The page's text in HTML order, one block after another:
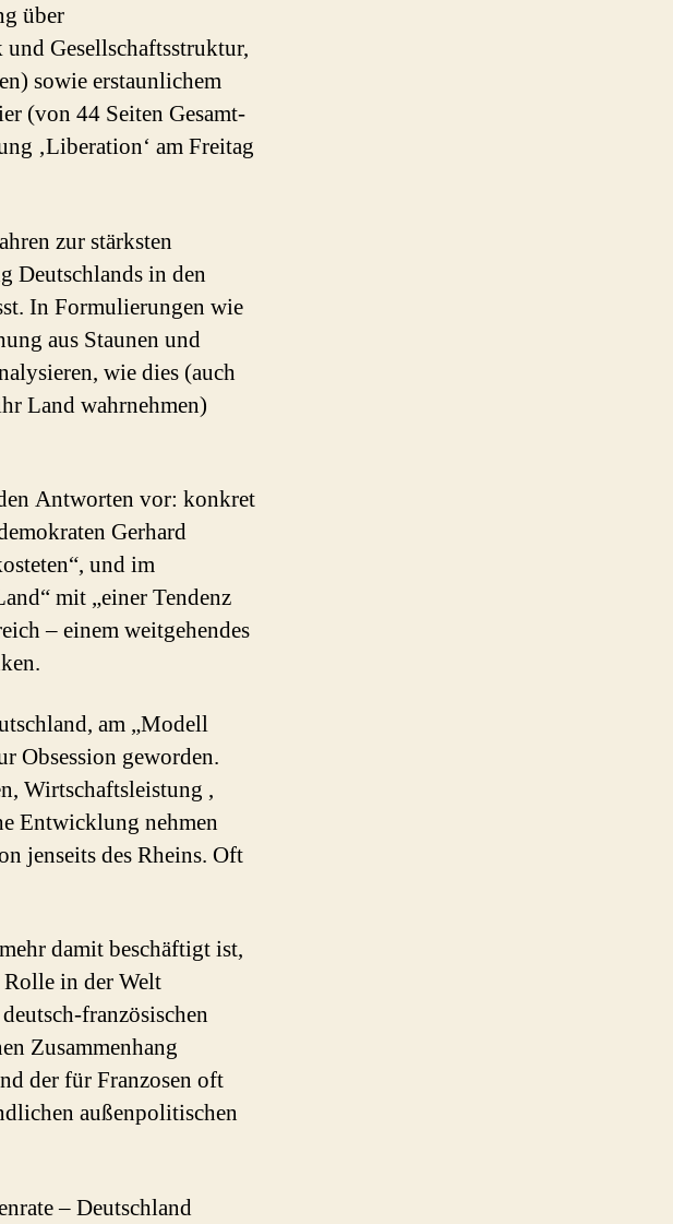
über
Gesellschaftsstruktur,
sowie erstaunlichem
(von 44 Seiten Gesamt-
‚Liberation‘ am Freitag
zur stärksten
Deutschlands in den
In Formulierungen wie
aus Staunen und
wie dies (auch
Land wahrnehmen)
Antworten vor: konkret
Gerhard
und im
mit „einer Tendenz
– einem weitgehendes
am „Modell
Obsession geworden.
Wirtschaftsleistung ,
Entwicklung nehmen
jenseits des Rheins. Oft
damit beschäftigt ist,
Rolle in der Welt
französischen
Zusammenhang
der für Franzosen oft
außenpolitischen
– Deutschland